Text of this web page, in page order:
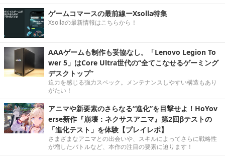
ゲームコマースの最前線ーXsolla特集
Xsollaの最新情報はこちらから！
AAAゲームも制作も妥協なし。「Lenovo Legion To
wer 5」はCore Ultra世代の“全てこなせるゲーミング
デスクトップ”
迫力を感じる強力スペック。メンテナンスしやすい構造もあり
がたい！
アニマや新要素のさらなる“進化”を目撃せよ！HoYov
erse新作『崩壊：ネクサスアニマ』第2回βテストの
「進化テスト」を体験【プレイレポ】
さまざまなアニマとの出会いや、スキルによってさらに戦略性
が増したバトルなど、本作の注目の要素に迫ります！